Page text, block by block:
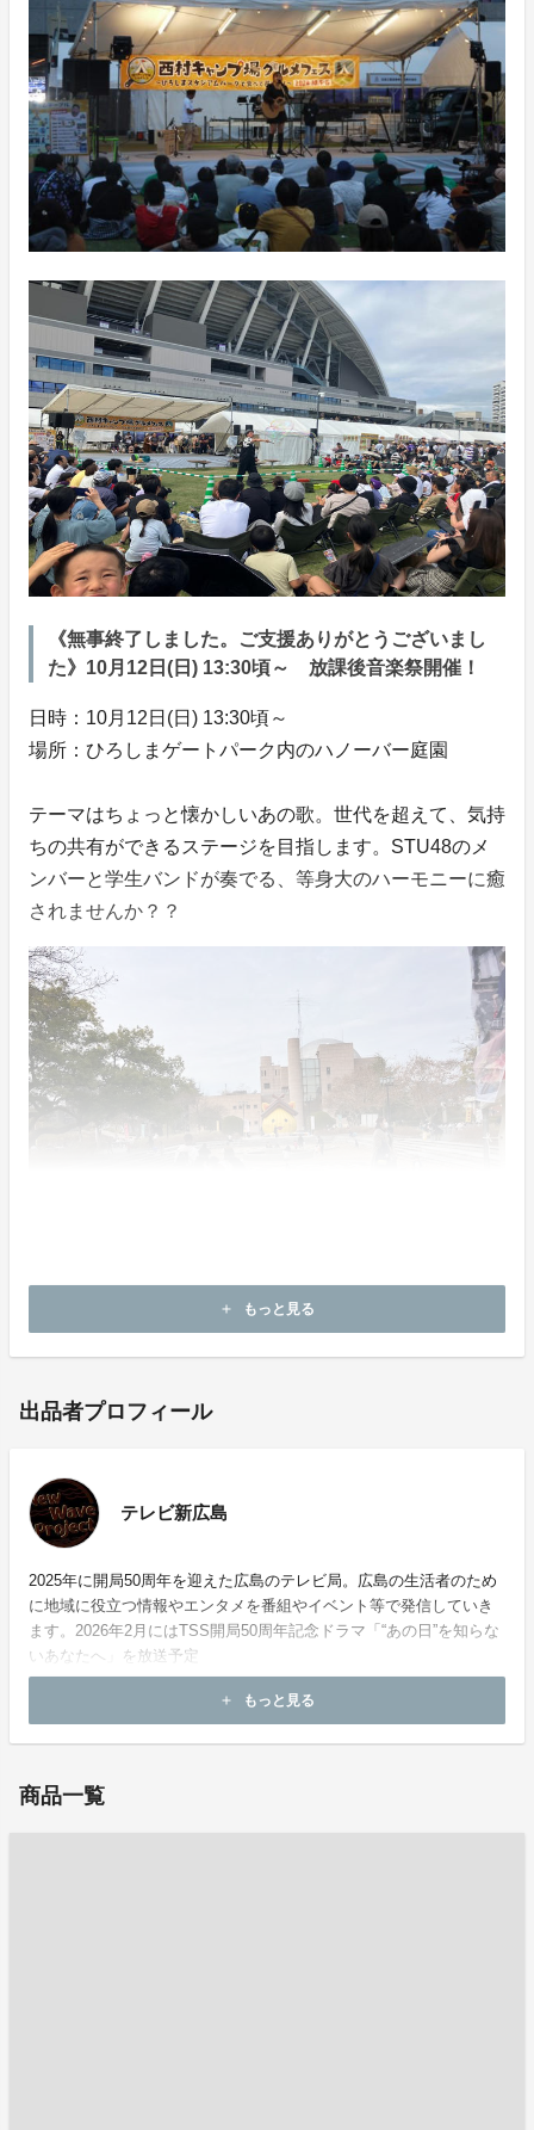
《無事終了しました。ご支援ありがとうございまし
た》10月12日(日) 13:30頃～ 放課後音楽祭開催！
日時：10月12日(日) 13:30頃～
場所：ひろしまゲートパーク内のハノーバー庭園
テーマはちょっと懐かしいあの歌。世代を超えて、気持
ちの共有ができるステージを目指します。STU48のメ
ンバーと学生バンドが奏でる、等身大のハーモニーに癒
されませんか？？
add もっと見る
出品者プロフィール
テレビ新広島
2025年に開局50周年を迎えた広島のテレビ局。広島の生活者のため
に地域に役立つ情報やエンタメを番組やイベント等で発信していき
ます。2026年2月にはTSS開局50周年記念ドラマ「“あの日”を知らな
いあなたへ」を放送予定
add もっと見る
商品一覧